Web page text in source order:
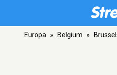
Europa » Belgium »